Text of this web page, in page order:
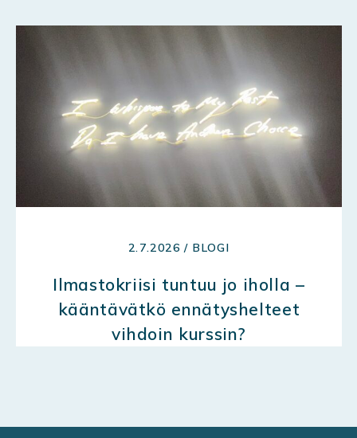
2.7.2026 / BLOGI
Ilmastokriisi tuntuu jo iholla –
kääntävätkö ennätyshelteet
vihdoin kurssin?